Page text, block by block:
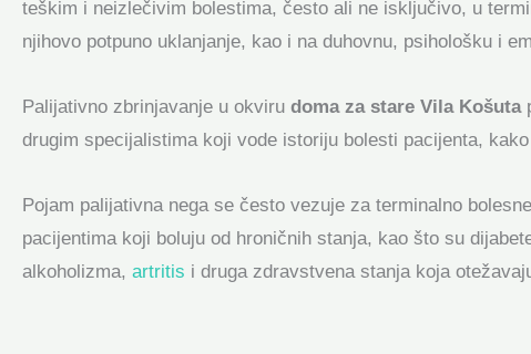
teškim i neizlečivim bolestima, često ali ne isključivo, u
njihovo potpuno uklanjanje, kao i na duhovnu, psihološku i
Palijativno zbrinjavanje u okviru doma za stare Vila Košuta
drugim specijalistima koji vode istoriju bolesti pacijenta,
Pojam palijativna nega se često vezuje za terminalno
pacijentima koji boluju od hroničnih stanja, kao što su
alkoholizma, artritis i druga zdravstvena stanja koja